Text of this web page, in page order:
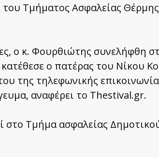
του Τμήματος Ασφαλείας
ο κ. Φουρθιώτης συνελήφθη
ο πατέρας του Νίκου
της τηλεφωνικής
αναφέρει το Thestival.gr.
στο Τμήμα ασφαλείας